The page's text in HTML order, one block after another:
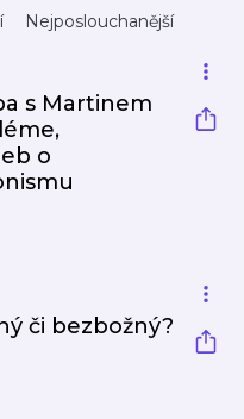
Nejposlouchanější
s Martinem
o
či bezbožný?